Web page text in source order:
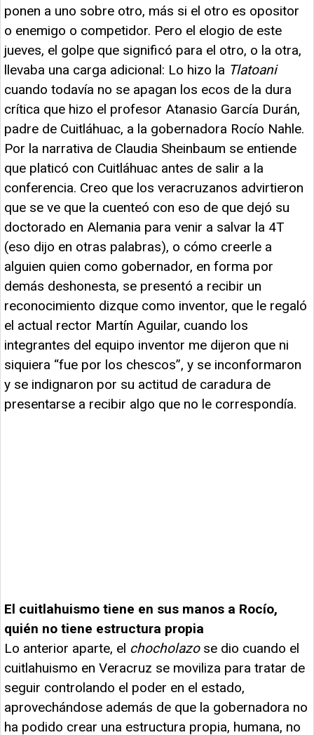
ponen a uno sobre otro, más si el otro es opositor
o enemigo o competidor. Pero el elogio de este
jueves, el golpe que significó para el otro, o la otra,
llevaba una carga adicional: Lo hizo la Tlatoani
cuando todavía no se apagan los ecos de la dura
crítica que hizo el profesor Atanasio García Durán,
padre de Cuitláhuac, a la gobernadora Rocío Nahle.
Por la narrativa de Claudia Sheinbaum se entiende
que platicó con Cuitláhuac antes de salir a la
conferencia. Creo que los veracruzanos advirtieron
que se ve que la cuenteó con eso de que dejó su
doctorado en Alemania para venir a salvar la 4T
(eso dijo en otras palabras), o cómo creerle a
alguien quien como gobernador, en forma por
demás deshonesta, se presentó a recibir un
reconocimiento dizque como inventor, que le regaló
el actual rector Martín Aguilar, cuando los
integrantes del equipo inventor me dijeron que ni
siquiera “fue por los chescos”, y se inconformaron
y se indignaron por su actitud de caradura de
presentarse a recibir algo que no le correspondía.
El cuitlahuismo tiene en sus manos a Rocío,
quién no tiene estructura propia
Lo anterior aparte, el chocholazo se dio cuando el
cuitlahuismo en Veracruz se moviliza para tratar de
seguir controlando el poder en el estado,
aprovechándose además de que la gobernadora no
ha podido crear una estructura propia, humana, no